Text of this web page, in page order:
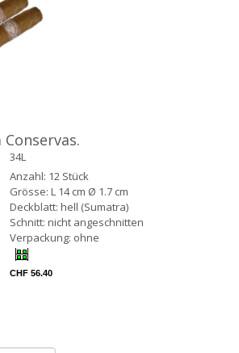
Conservas.
34L
Anzahl: 12 Stück
Grösse: L 14 cm Ø 1.7 cm
Deckblatt: hell (Sumatra)
Schnitt: nicht angeschnitten
Verpackung: ohne
CHF 56.40